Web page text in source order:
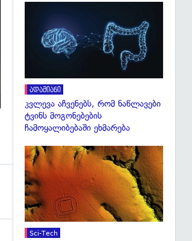
ადამიანი
კვლევა აჩვენებს, რომ ნაწლავები
ტვინს მოგონებების
ჩამოყალიბებაში ეხმარება
Sci-Tech